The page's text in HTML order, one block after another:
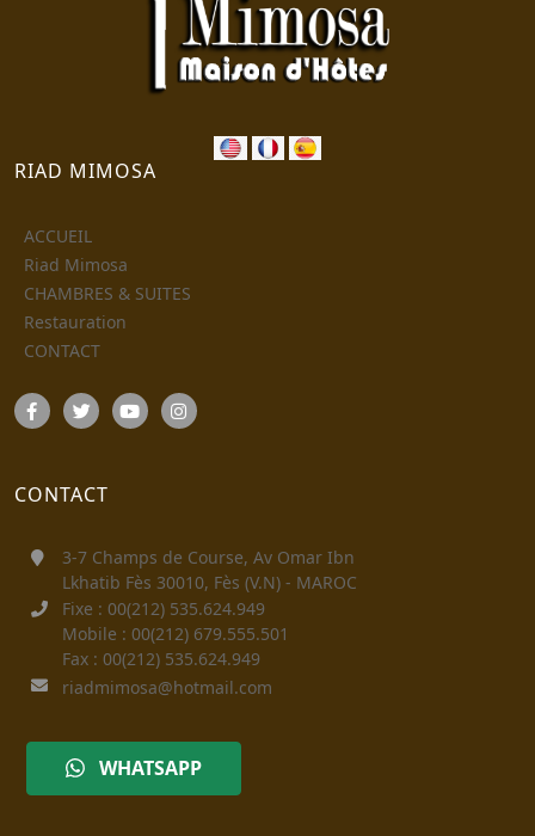
RIAD MIMOSA
ACCUEIL
Riad Mimosa
CHAMBRES & SUITES
Restauration
CONTACT
CONTACT
3-7 Champs de Course, Av Omar Ibn
Lkhatib Fès 30010, Fès (V.N) - MAROC
Fixe : 00(212) 535.624.949
Mobile : 00(212) 679.555.501
Fax : 00(212) 535.624.949
riadmimosa@hotmail.com
WHATSAPP